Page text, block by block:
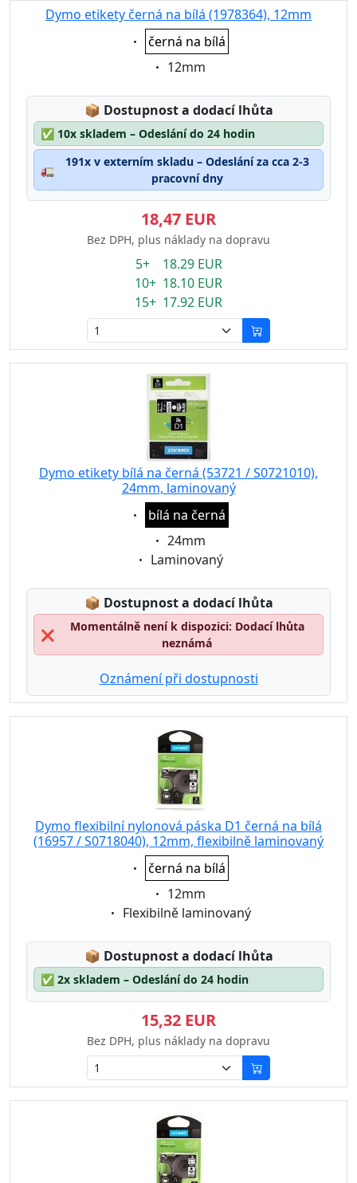
Dymo etikety černá na bílá (1978364), 12mm
Eigenschaft:
černá na bílá
Eigenschaft:
12mm
📦 Lagerstatus:
Dostupnost a dodací lhůta
✅ 10x skladem – Odeslání do 24 hodin
🚛
191x v externím skladu – Odeslání za cca 2-3
pracovní dny
18,47 EUR
Bez DPH, plus náklady na dopravu
5+ 18.29 EUR
10+ 18.10 EUR
15+ 17.92 EUR
Dymo etikety bílá na černá (53721 / S0721010),
24mm, laminovaný
Eigenschaft:
bílá na černá
Eigenschaft:
24mm
Eigenschaft:
Laminovaný
📦 Lagerstatus:
Dostupnost a dodací lhůta
❌
Momentálně není k dispozici: Dodací lhůta
neznámá
Oznámení při dostupnosti
Dymo flexibilní nylonová páska D1 černá na bílá
(16957 / S0718040), 12mm, flexibilně laminovaný
Eigenschaft:
černá na bílá
Eigenschaft:
12mm
Eigenschaft:
Flexibilně laminovaný
📦 Lagerstatus:
Dostupnost a dodací lhůta
✅ 2x skladem – Odeslání do 24 hodin
15,32 EUR
Bez DPH, plus náklady na dopravu